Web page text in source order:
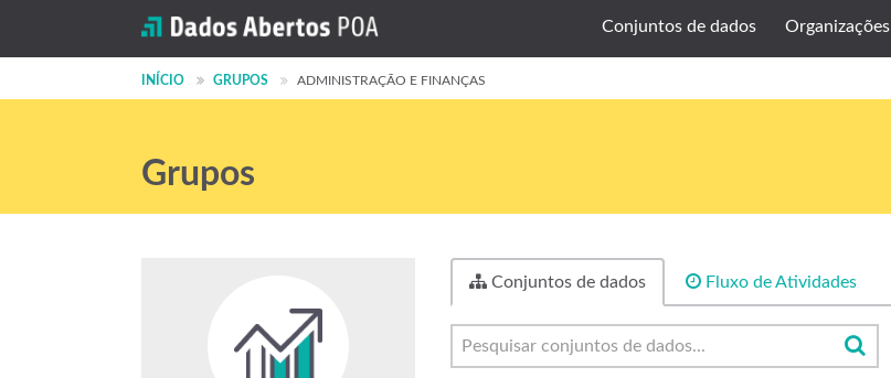
Conjuntos de dados Organizações
INÍCIO GRUPOS ADMINISTRAÇÃO E FINANÇAS
Grupos
Conjuntos de dados Fluxo de Atividades